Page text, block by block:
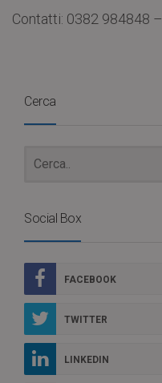
Contatti: 0382 984848 –
Cerca
Social Box
FACEBOOK
TWITTER
LINKEDIN